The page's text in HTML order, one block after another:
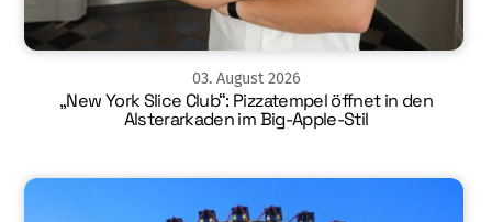
03. August 2026
„New York Slice Club“: Pizzatempel öffnet in den
Alsterarkaden im Big-Apple-Stil